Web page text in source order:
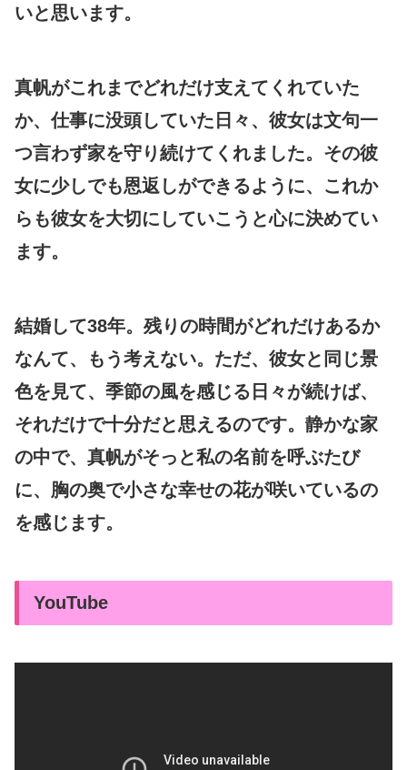
いと思います。
真帆がこれまでどれだけ支えてくれていた
か、仕事に没頭していた日々、彼女は文句一
つ言わず家を守り続けてくれました。その彼
女に少しでも恩返しができるように、これか
らも彼女を大切にしていこうと心に決めてい
ます。
結婚して38年。残りの時間がどれだけあるか
なんて、もう考えない。ただ、彼女と同じ景
色を見て、季節の風を感じる日々が続けば、
それだけで十分だと思えるのです。静かな家
の中で、真帆がそっと私の名前を呼ぶたび
に、胸の奥で小さな幸せの花が咲いているの
を感じます。
YouTube